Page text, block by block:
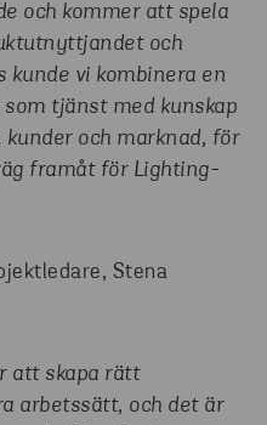
och kommer att spela
och
kunde vi kombinera en
tjänst med kunskap
kunder och marknad, för
framåt för Lighting-
Stena
att skapa rätt
arbetssätt, och det är